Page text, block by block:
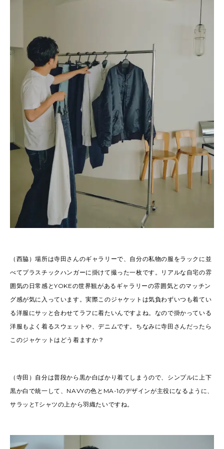
（西脇）場所は寺田さんのギャラリーで、自分の私物の服をラックに並
べてプラスチックハンガーに掛けて撮った一枚です。リアルな自宅の雰
囲気の日常感とYOKEの世界観があるギャラリーの雰囲気とのマッチン
グ感が気に入っています。実際このジャケットは気負わずいつも着てい
る洋服にサッと合わせてラフに着たいんですよね。なので掛かっている
洋服もよく着るスウェットや、デニムです。ちなみに寺田さんだったら
このジャケットはどう着ますか？
（寺田）自分は普段から黒か白ばかり着てしまうので、シンプルに上下
黒か白で統一して、NAVYの色とMA-1のデザインが主役になるように、
サラッとTシャツの上から羽織たいですね。